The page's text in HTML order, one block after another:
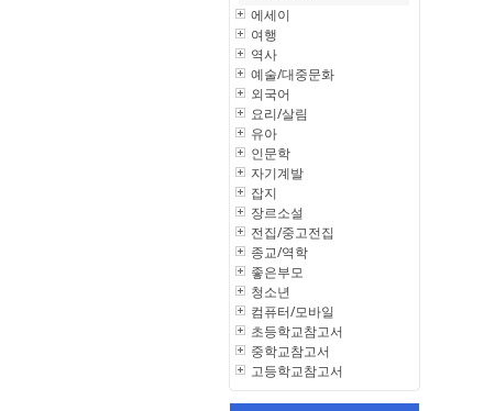
에세이
여행
역사
예술/대중문화
외국어
요리/살림
유아
인문학
자기계발
잡지
장르소설
전집/중고전집
종교/역학
좋은부모
청소년
컴퓨터/모바일
초등학교참고서
중학교참고서
고등학교참고서